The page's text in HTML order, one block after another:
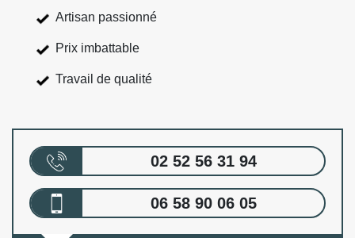
Artisan passionné
Prix imbattable
Travail de qualité
02 52 56 31 94
06 58 90 06 05